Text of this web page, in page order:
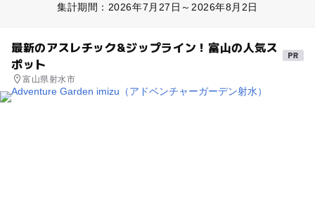
集計期間：2026年7月27日～2026年8月2日
最新のアスレチック&ジップライン！富山の人気ス
ポット
富山県射水市